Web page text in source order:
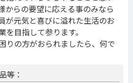
からの要望に応える事のみなら
が元気と喜びに溢れた生活のお
を目指して参ります。
りの方がおられましたら、何で
等：